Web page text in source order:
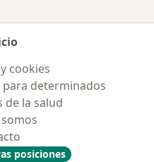
cookies
determinados
de la salud
posiciones